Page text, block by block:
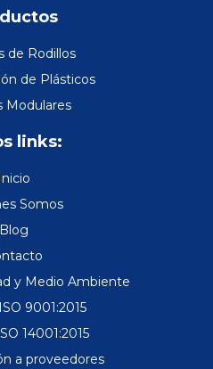
de Rodillos
de Plásticos
Modulares
links:
Inicio
Somos
Blog
y Medio Ambiente
9001:2015
14001:2015
a proveedores